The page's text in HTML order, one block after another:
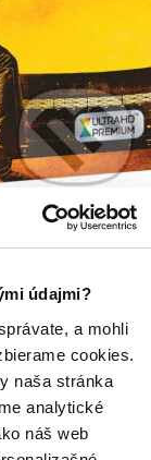
údajmi?
a mohli
cookies.
naša stránka
analytické
náš web
Queen, jejich